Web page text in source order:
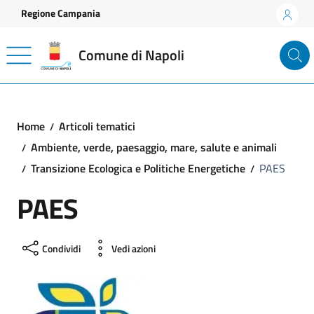
Vai ai contenuti
Vai al footer
Regione Campania
Comune di Napoli
Home
Articoli tematici
Ambiente, verde, paesaggio, mare, salute e animali
Transizione Ecologica e Politiche Energetiche
PAES
PAES
Condividi Vedi azioni